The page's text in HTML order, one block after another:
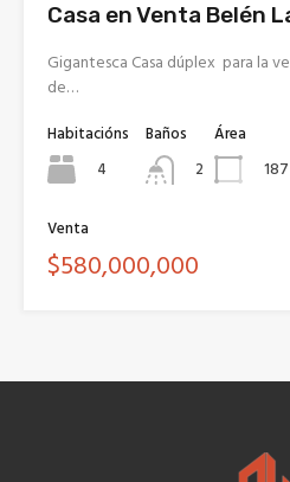
Casa en Venta Belén
Gigantesca Casa dúplex para la
de…
Habitacións
4
Baños
2
Área
187
Venta
$580,000,000